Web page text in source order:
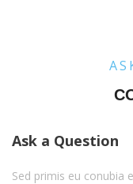
Ask a Question
Sed primis eu conubia